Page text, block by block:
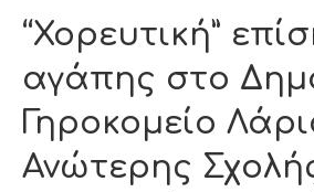
“Χορευτική”
αγάπης στο
Γηροκομείο
Ανώτερης